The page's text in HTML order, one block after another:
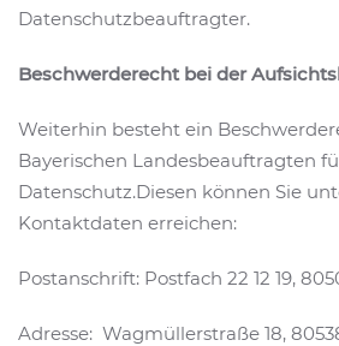
Datenschutzbeauftragter.
Beschwerderecht bei der
Weiterhin besteht ein
Bayerischen Landesbeauftragten
Datenschutz.Diesen können Sie
Kontaktdaten erreichen:
Postanschrift: Postfach 22 12 19,
Adresse: Wagmüllerstraße 18,